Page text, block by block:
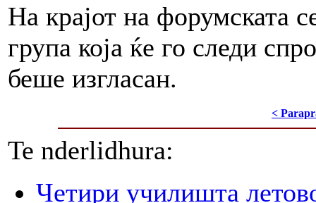
На крајот на форумската
група која ќе го следи
беше изгласан.
<
Te nderlidhura:
Четири училишта